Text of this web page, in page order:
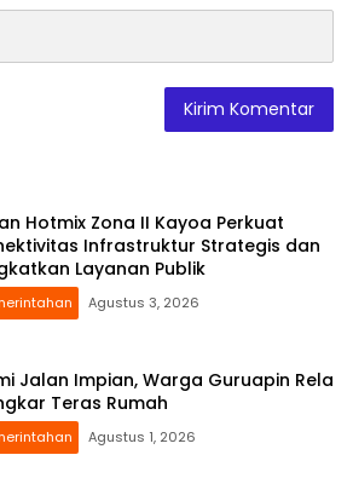
Hotmix Zona II Kayoa Perkuat
Infrastruktur Strategis dan
Layanan Publik
Agustus 3, 2026
Jalan Impian, Warga Guruapin Rela
Teras Rumah
Agustus 1, 2026